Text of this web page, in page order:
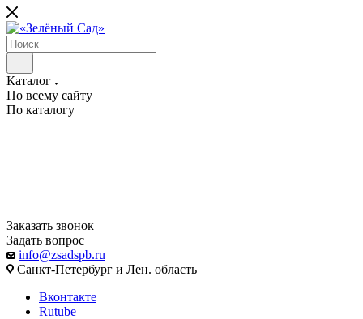
Каталог
По всему сайту
По каталогу
Заказать звонок
Задать вопрос
info@zsadspb.ru
Санкт-Петербург и Лен. область
Вконтакте
Rutube